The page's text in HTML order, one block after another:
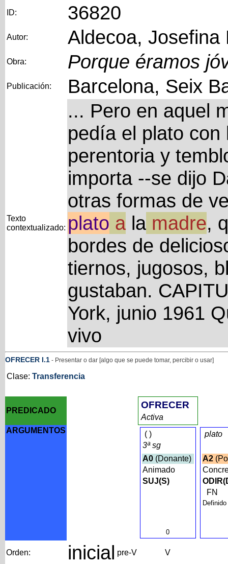
ID: 36820
Autor: Aldecoa, Josefina
Obra: Porque éramos
Publicación: Barcelona, Seix
Texto
contextualizado:
... Pero en aquel
pedía el plato con
perentoria y
importa --se dijo
otras formas de
plato alamadre,
bordes de
tiernos, jugosos,
gustaban.
York, junio 1961
vivo
OFRECER I.1- Presentar o dar [algo que se puede tomar, percibir o usar]
Clase: Transferencia
PREDICADO
OFRECER
Activa
ARGUMENTOS
()
3ª sg
A0(Donante)
Animado
SUJ(S)
0
plato
A2
FN
Orden: inicial pre-V V